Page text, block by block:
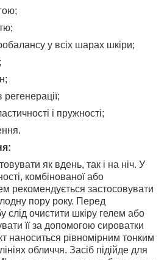
у всіх шарах шкіри;
регенерації;
і пружності;
як вдень, так і на ніч. У
комбінованої або
рекомендується застосовувати
пору року. Перед
слід очистити шкіру гелем або
її за допомогою сироватки
наноситься рівномірним тонким
обличчя. Засіб підійде для